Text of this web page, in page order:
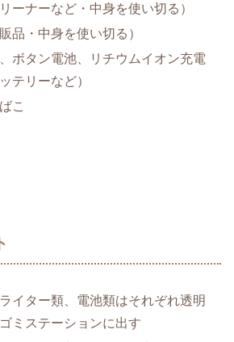
ーナーなど・中身を使い切る）
品・中身を使い切る）
ボタン電池、リチウムイオン充電
テリーなど）
こ
イター類、電池類はそれぞれ透明
ミステーションに出す